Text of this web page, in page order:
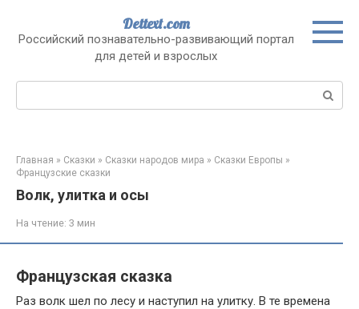
контенту
Dettext.com
Российский познавательно-развивающий портал
для детей и взрослых
Поиск:
Главная » Сказки » Сказки народов мира » Сказки Европы »
Французские сказки
Волк, улитка и осы
На чтение: 3 мин
Французская сказка
Раз волк шел по лесу и наступил на улитку. В те времена